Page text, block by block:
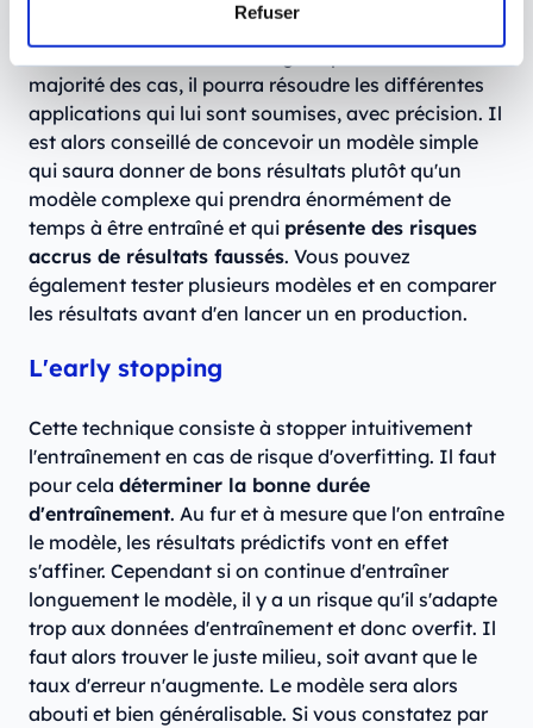
Refuser
majorité des cas, il pourra résoudre les différentes
applications qui lui sont soumises, avec précision. Il
est alors conseillé de concevoir un modèle simple
qui saura donner de bons résultats plutôt qu'un
modèle complexe qui prendra énormément de
temps à être entraîné et qui présente des risques
accrus de résultats faussés. Vous pouvez
également tester plusieurs modèles et en comparer
les résultats avant d'en lancer un en production.
L'early stopping
Cette technique consiste à stopper intuitivement
l'entraînement en cas de risque d'overfitting. Il faut
pour cela déterminer la bonne durée
d'entraînement. Au fur et à mesure que l'on entraîne
le modèle, les résultats prédictifs vont en effet
s'affiner. Cependant si on continue d'entraîner
longuement le modèle, il y a un risque qu'il s'adapte
trop aux données d'entraînement et donc overfit. Il
faut alors trouver le juste milieu, soit avant que le
taux d'erreur n'augmente. Le modèle sera alors
abouti et bien généralisable. Si vous constatez par